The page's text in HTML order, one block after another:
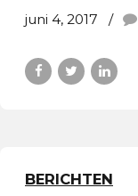
juni 4, 2017
BERICHTEN